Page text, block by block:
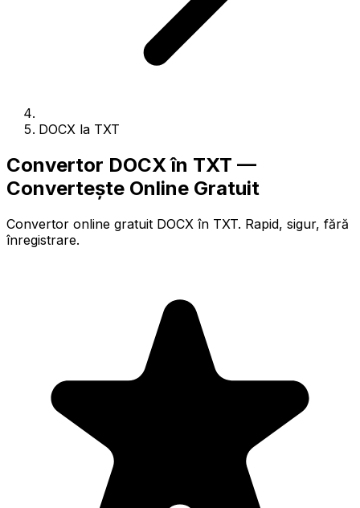
DOCX la TXT
Convertor DOCX în TXT —
Convertește Online Gratuit
Convertor online gratuit DOCX în TXT. Rapid, sigur, fără
înregistrare.